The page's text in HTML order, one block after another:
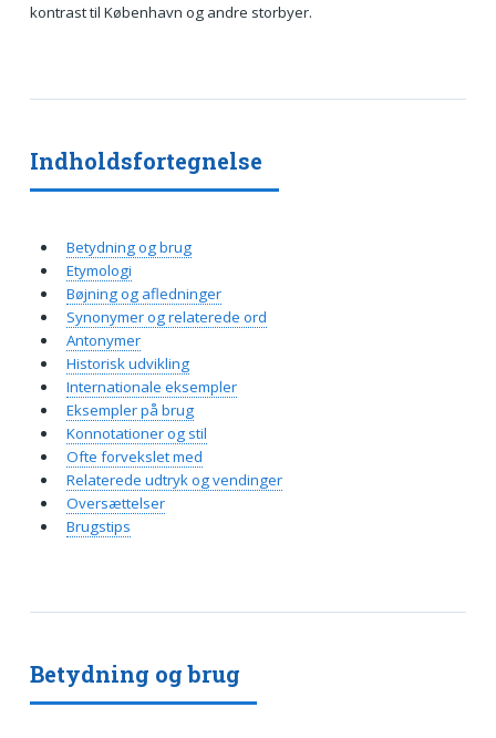
kontrast til København og andre storbyer.
Betydning og brug
Indholdsfortegnelse
Betydning og brug
Etymologi
Bøjning og afledninger
Synonymer og relaterede ord
Antonymer
Historisk udvikling
Internationale eksempler
Eksempler på brug
Konnotationer og stil
Ofte forvekslet med
Relaterede udtryk og vendinger
Oversættelser
Brugstips